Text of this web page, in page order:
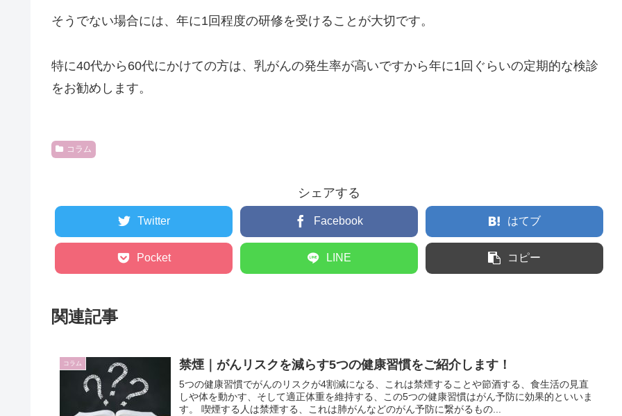
そうでない場合には、年に1回程度の研修を受けることが大切です。
特に40代から60代にかけての方は、乳がんの発生率が高いですから年に1回ぐらいの定期的な検診
をお勧めします。
コラム
シェアする
Twitter Facebook はてブ
Pocket LINE コピー
関連記事
コラム 禁煙｜がんリスクを減らす5つの健康習慣をご紹介します！
5つの健康習慣でがんのリスクが4割減になる、これは禁煙することや節酒する、食生活の見直
しや体を動かす、そして適正体重を維持する、この5つの健康習慣はがん予防に効果的といいま
す。 喫煙する人は禁煙する、これは肺がんなどのがん予防に繋がるもの...